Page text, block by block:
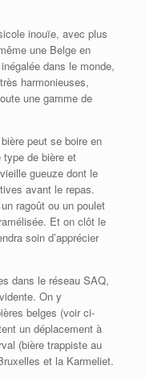
inouïe, avec plus
une Belge en
dans le monde,
harmonieuses,
une gamme de
bière peut se boire en
de bière et
gueuze dont le
avant le repas.
ragoût ou un poulet
Et on clôt le
soin d’apprécier
dans le réseau SAQ,
On y
belges (voir ci-
un déplacement à
(bière trappiste au
et la Karmeliet.